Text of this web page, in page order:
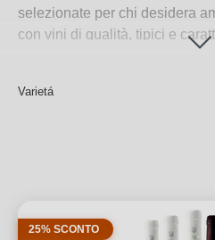
selezionate per chi desidera
con vini di qualità, tipici e
francesi
Varietá
25% SCONTO